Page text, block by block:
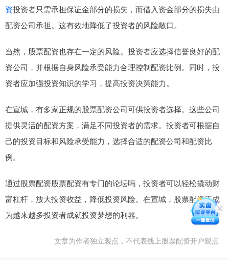
资投资者只需承担保证金部分的损失，而借入资金部分的损失由
配资公司承担。这有效地降低了投资者的风险敞口。
当然，股票配资也存在一定的风险。投资者应选择信誉良好的配
资公司，并根据自身风险承受能力合理控制配资比例。同时，投
资者应加强投资知识的学习，提高投资决策能力。
在宣城，有多家正规的股票配资公司可供投资者选择。这些公司
提供灵活的配资方案，满足不同投资者的需求。投资者可根据自
己的投资目标和风险承受能力，选择合适的配资公司和配资比
例。
通过股票配资股票配资有专门的论坛吗，投资者可以轻松撬动财
富杠杆，放大投资收益，降低投资风险。在宣城，股票配资正成
为越来越多投资者成就投资梦想的利器。
文章为作者独立观点，不代表线上股票配资开户观点